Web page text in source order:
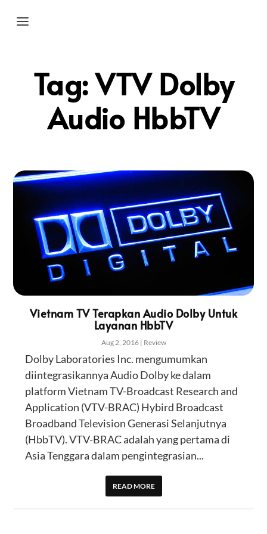
Tag:VTV Dolby
Audio HbbTV
Vietnam TV Terapkan Audio Dolby Untuk
Layanan HbbTV
Aug 2, 2016| Review
Dolby Laboratories Inc. mengumumkan
diintegrasikannya Audio Dolby ke dalam
platform Vietnam TV-Broadcast Research and
Application (VTV-BRAC) Hybird Broadcast
Broadband Television Generasi Selanjutnya
(HbbTV). VTV-BRAC adalah yang pertama di
Asia Tenggara dalam pengintegrasian...
READ MORE